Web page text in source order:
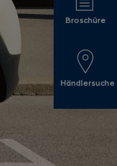
Broschüre
Händlersuche